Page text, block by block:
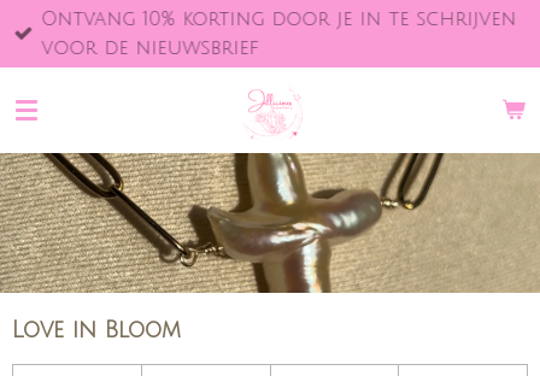
Ga
direct
de
Ontvang 10% korting door je in te schrijven
voor de nieuwsbrief
Love in Bloom